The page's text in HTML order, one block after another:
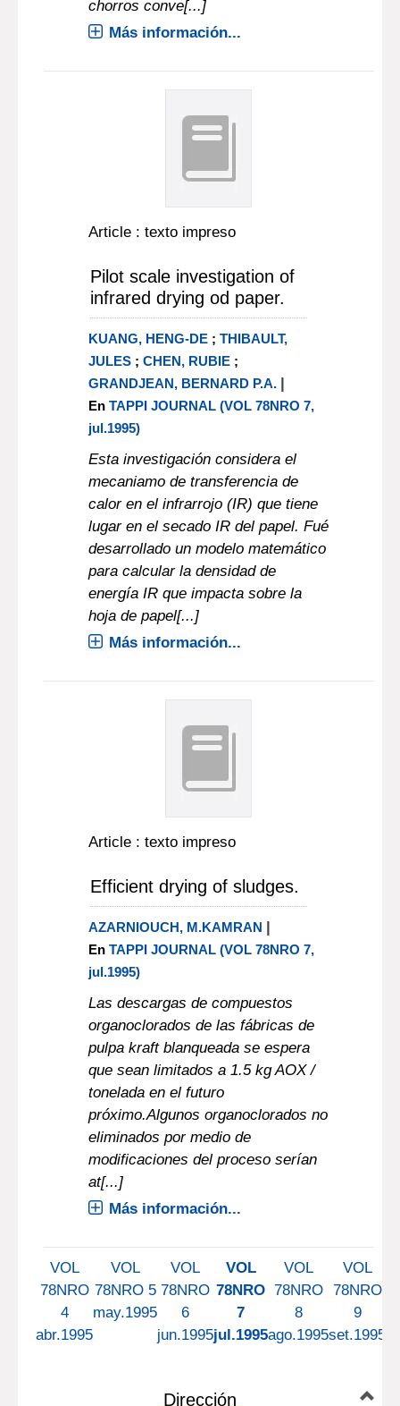
chorros conve[...]
Más información...
Article : texto impreso
Pilot scale investigation of
infrared drying od paper.
KUANG, HENG-DE; THIBAULT,
JULES; CHEN, RUBIE;
GRANDJEAN, BERNARD P.A. |
En TAPPI JOURNAL (VOL 78NRO 7,
jul.1995)
Esta investigación considera el
mecaniamo de transferencia de
calor en el infrarrojo (IR) que tiene
lugar en el secado IR del papel. Fué
desarrollado un modelo matemático
para calcular la densidad de
energía IR que impacta sobre la
hoja de papel[...]
Más información...
Article : texto impreso
Efficient drying of sludges.
AZARNIOUCH, M.KAMRAN |
En TAPPI JOURNAL (VOL 78NRO 7,
jul.1995)
Las descargas de compuestos
organoclorados de las fábricas de
pulpa kraft blanqueada se espera
que sean limitados a 1.5 kg AOX /
tonelada en el futuro
próximo.Algunos organoclorados no
eliminados por medio de
modificaciones del proceso serían
at[...]
Más información...
VOL
78NRO
4
abr.1995
VOL
78NRO 5
may.1995
VOL
78NRO
6
jun.1995
VOL
78NRO
7
jul.1995
VOL
78NRO
8
ago.1995
VOL
78NRO
9
set.1995
Dirección